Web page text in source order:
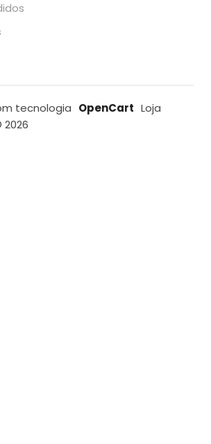
tecnologia OpenCart Loja